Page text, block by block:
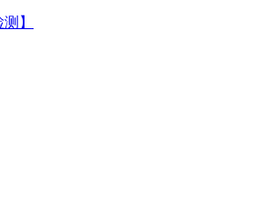
】